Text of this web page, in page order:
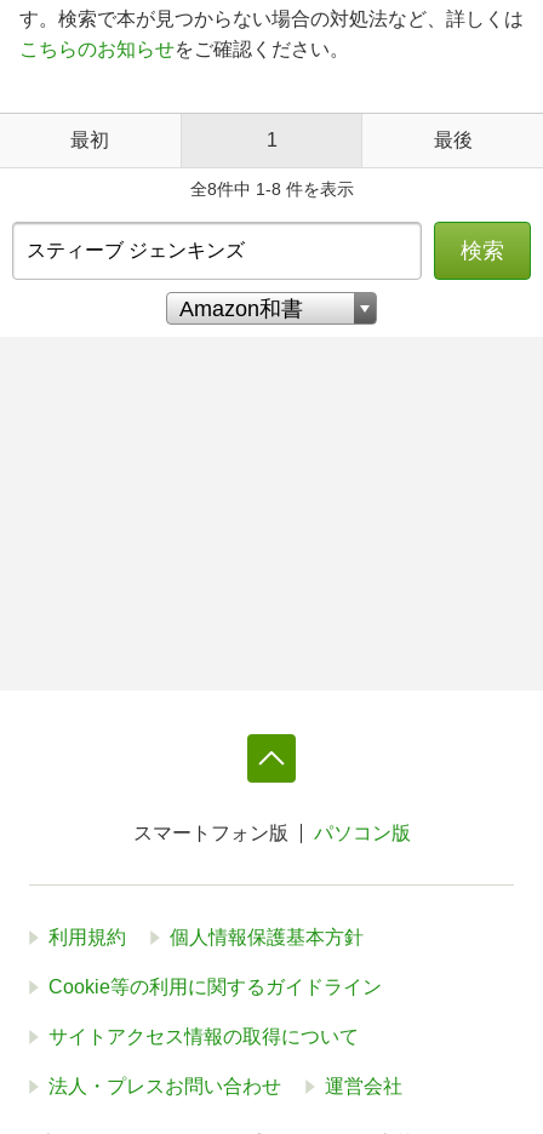
す。検索で本が見つからない場合の対処法など、詳しくは
こちらのお知らせをご確認ください。
最初 1 最後
全8件中 1-8 件を表示
検索
スマートフォン版 パソコン版
利用規約 個人情報保護基本方針
Cookie等の利用に関するガイドライン
サイトアクセス情報の取得について
法人・プレスお問い合わせ 運営会社